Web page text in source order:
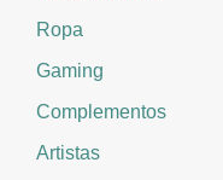
Ropa
Gaming
Complementos
Artistas